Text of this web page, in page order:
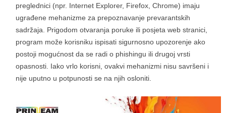
preglednici (npr. Internet Explorer, Firefox, Chrome) imaju
ugrađene mehanizme za prepoznavanje prevarantskih
sadržaja. Prigodom otvaranja poruke ili posjeta web stranici,
program može korisniku ispisati sigurnosno upozorenje ako
postoji mogućnost da se radi o phishingu ili drugoj vrsti
opasnosti. Iako vrlo korisni, ovakvi mehanizmi nisu savršeni i
nije uputno u potpunosti se na njih osloniti.